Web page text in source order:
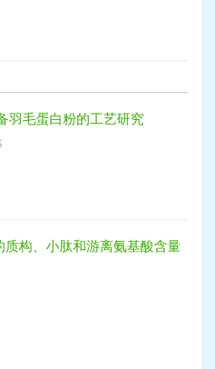
羽毛蛋白粉的工艺研究
构、小肽和游离氨基酸含量